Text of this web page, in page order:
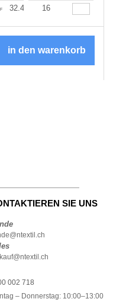
32.43 30.53
16
SIE UNS
002 718
– Donnerstag: 10:00–13:00